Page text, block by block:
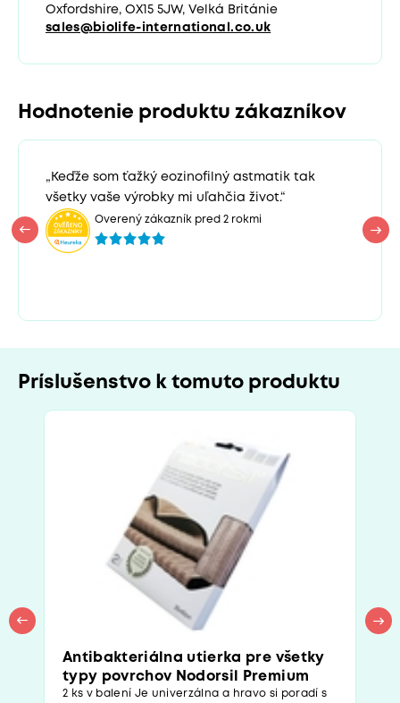
Oxfordshire, OX15 5JW, Velká Británie
sales@biolife-international.co.uk
Hodnotenie produktu zákazníkov
„Keďže som ťažký eozinofilný astmatik tak
všetky vaše výrobky mi uľahčia život.“
Overený zákazník pred 2 rokmi
Príslušenstvo k tomuto produktu
Antibakteriálna utierka pre všetky
typy povrchov Nodorsil Premium
2 ks v balení Je univerzálna a hravo si poradí s